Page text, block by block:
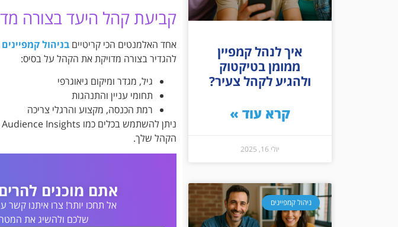
איך לנהל קמפיין
ממומן בטיקטוק
ולהגיע לקהל צעיר?
קרא עוד »
יולי 16, 2025
ניהול קמפיינים
קביעת קהל היעד בצורה
אחד האלמנטים הכי קריטייםבניהול קמפיינים
להגדיר בצורה מדויקת את הקהל על בסיס:
גיל, מגדר ומיקום גיאוגרפי
תחומי עניין והתנהגות
רמת הכנסה, מקצוע והרגלי צריכה
הקהל שלך.
אתם מוכנים
אל תחכו יותר! צרו איתנו קשר
שלכם ולהשיג את